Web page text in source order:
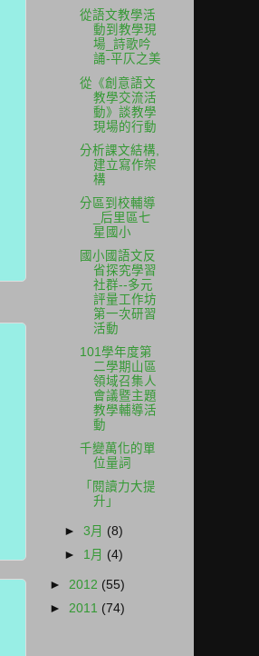
從語文教學活
動到教學現
場_詩歌吟
誦-平仄之美
從《創意語文
教學交流活
動》談教學
現場的行動
分析課文結構,
建立寫作架
構
分區到校輔導
_后里區七
星國小
國小國語文反
省探究學習
社群--多元
評量工作坊
第一次研習
活動
101學年度第
二學期山區
領域召集人
會議暨主題
教學輔導活
動
千變萬化的單
位量詞
「閱讀力大提
升」
►3月 (8)
► 1月 (4)
► 2012 (55)
► 2011 (74)